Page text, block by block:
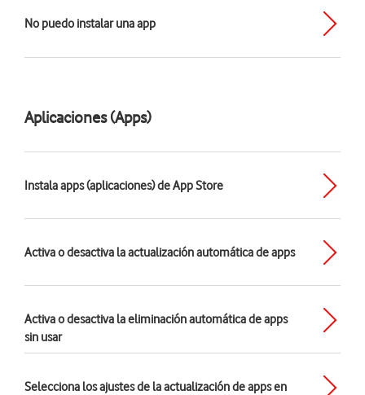
No puedo instalar una app
Aplicaciones (Apps)
Instala apps (aplicaciones) de App Store
Activa o desactiva la actualización automática de apps
Activa o desactiva la eliminación automática de apps
sin usar
Selecciona los ajustes de la actualización de apps en